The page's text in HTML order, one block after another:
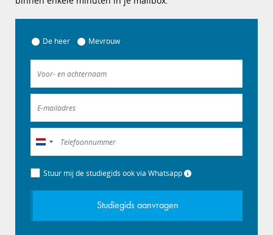
De heer Mevrouw
Nederland
+31
Stuur mij de studiegids ook via Whatsapp
Studiegids aanvragen